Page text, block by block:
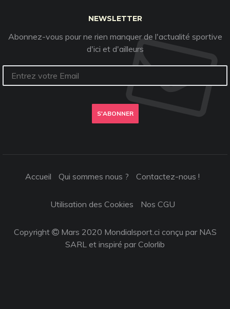
NEWSLETTER
Abonnez-vous pour ne rien manquer de l'actualité sportive
d'ici et d'ailleurs
S'ABONNER
Accueil Qui sommes nous ? Contactez-nous !
Utilisation des Cookies Nos CGU
Copyright
Mars 2020 Mondialsport.ci conçu par NAS
SARL et inspiré parColorlib